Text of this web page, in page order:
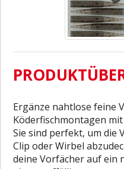
Ergänze nahtlose feine
Köderfischmontagen mit
Sie sind perfekt, um die
Clip oder Wirbel
deine Vorfächer auf ein